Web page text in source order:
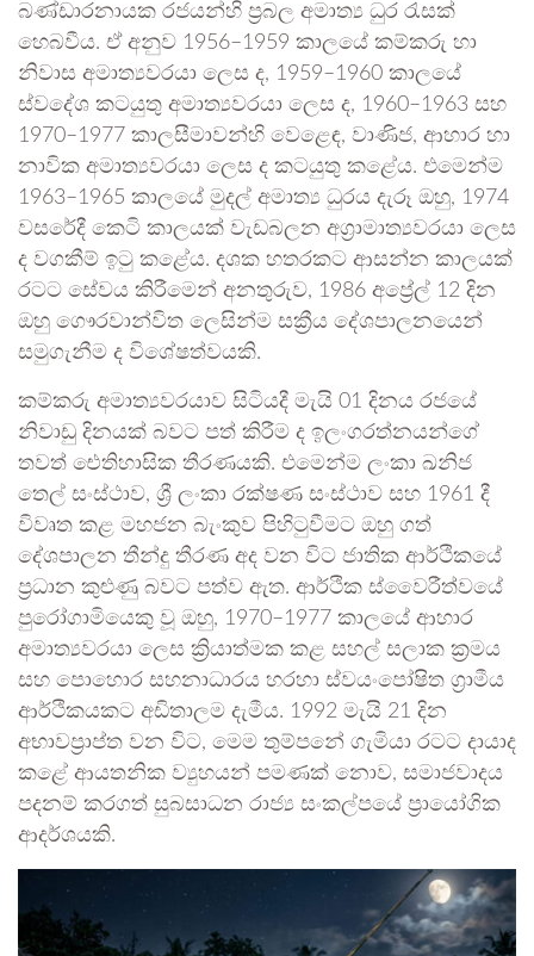
බණ්ඩාරනායක රජයන්හි ප්‍රබල අමාත්‍ය ධුර රැසක්
හෙබවීය. ඒ අනුව 1956–1959 කාලයේ කම්කරු හා
නිවාස අමාත්‍යවරයා ලෙස ද, 1959–1960 කාලයේ
ස්වදේශ කටයුතු අමාත්‍යවරයා ලෙස ද, 1960–1963 සහ
1970–1977 කාලසීමාවන්හි වෙළෙඳ, වාණිජ, ආහාර හා
නාවික අමාත්‍යවරයා ලෙස ද කටයුතු කළේය. එමෙන්ම
1963–1965 කාලයේ මුදල් අමාත්‍ය ධුරය දැරූ ඔහු, 1974
වසරේදී කෙටි කාලයක් වැඩබලන අග්‍රාමාත්‍යවරයා ලෙස
ද වගකීම් ඉටු කළේය. දශක හතරකට ආසන්න කාලයක්
රටට සේවය කිරීමෙන් අනතුරුව, 1986 අප්‍රේල් 12 දින
ඔහු ගෞරවාන්විත ලෙසින්ම සක්‍රීය දේශපාලනයෙන්
සමුගැනීම ද විශේෂත්වයකි.
කම්කරු අමාත්‍යවරයාව සිටියදී මැයි 01 දිනය රජයේ
නිවාඩු දිනයක් බවට පත් කිරීම ද ඉලංගරත්නයන්ගේ
තවත් ඓතිහාසික තීරණයකි. එමෙන්ම ලංකා ඛනිජ
තෙල් සංස්ථාව, ශ්‍රී ලංකා රක්ෂණ සංස්ථාව සහ 1961 දී
විවෘත කළ මහජන බැංකුව පිහිටුවීමට ඔහු ගත්
දේශපාලන තීන්දු තීරණ අද වන විට ජාතික ආර්ථිකයේ
ප්‍රධාන කුළුණු බවට පත්ව ඇත. ආර්ථික ස්වෛරීත්වයේ
පුරෝගාමියෙකු වූ ඔහු, 1970–1977 කාලයේ ආහාර
අමාත්‍යවරයා ලෙස ක්‍රියාත්මක කළ සහල් සලාක ක්‍රමය
සහ පොහොර සහනාධාරය හරහා ස්වයංපෝෂිත ග්‍රාමීය
ආර්ථිකයකට අඩිතාලම දැමීය. 1992 මැයි 21 දින
අභාවප්‍රාප්ත වන විට, මෙම තුම්පනේ ගැමියා රටට දායාද
කළේ ආයතනික ව්‍යුහයන් පමණක් නොව, සමාජවාදය
පදනම් කරගත් සුබසාධන රාජ්‍ය සංකල්පයේ ප්‍රායෝගික
ආදර්ශයකි.